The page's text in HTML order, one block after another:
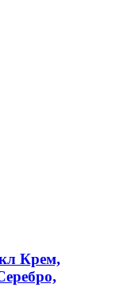
Крем,